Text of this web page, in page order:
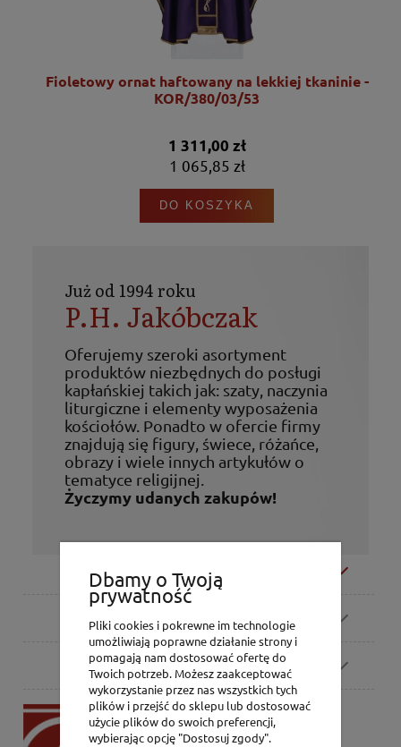
Fioletowy ornat haftowany na lekkiej tkaninie -
KOR/380/03/53
1 311,00 zł
1 065,85 zł
DO KOSZYKA
Już od 1994 roku
P.H. Jakóbczak
Oferujemy szeroki asortyment
produktów niezbędnych do posługi
kapłańskiej takich jak: szaty, naczynia
liturgiczne i elementy wyposażenia
kościołów. Ponadto w ofercie firmy
znajdują się figury, świece, różańce,
obrazy i wiele innych artykułów o
tematyce religijnej.
Życzymy udanych zakupów!
Moje konto
Zamówienia
Pomoc
P.H. Jakóbczak
Dorota Jakóbczak
Dbamy o Twoją
prywatność
Pliki cookies i pokrewne im technologie
umożliwiają poprawne działanie strony i
pomagają nam dostosować ofertę do
Twoich potrzeb. Możesz zaakceptować
wykorzystanie przez nas wszystkich tych
plików i przejść do sklepu lub dostosować
użycie plików do swoich preferencji,
wybierając opcję "Dostosuj zgody".